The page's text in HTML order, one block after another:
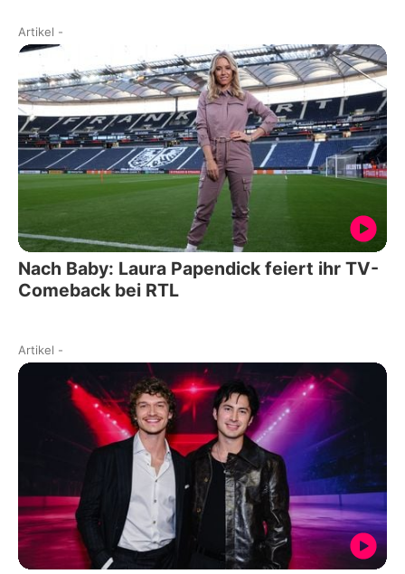
Artikel -
Nach Baby: Laura Papendick feiert ihr TV-
Comeback bei RTL
Artikel -